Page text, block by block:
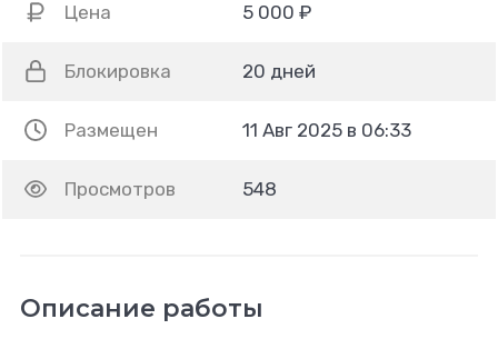
Цена 5 000 ₽
Блокировка 20 дней
Размещен 11 Авг 2025 в 06:33
Просмотров 548
Описание работы